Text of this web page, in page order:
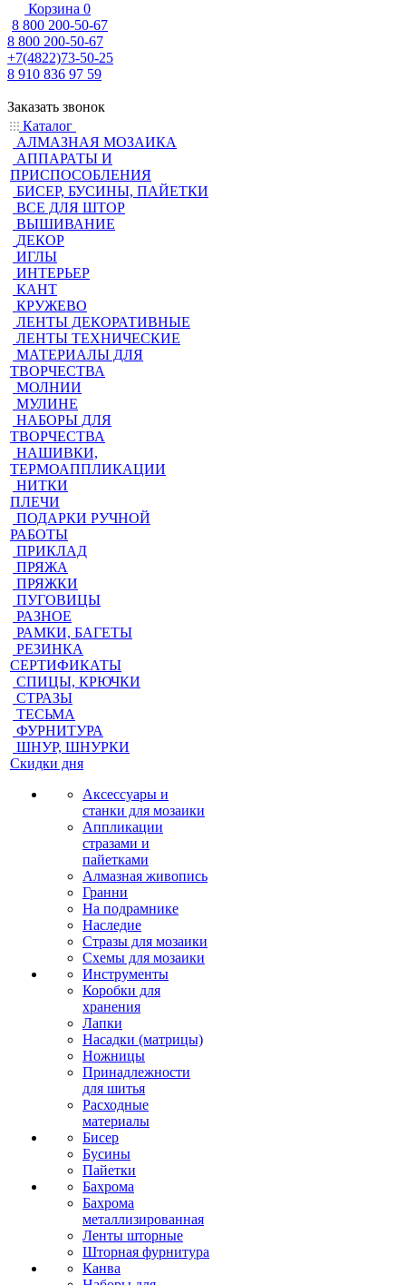
Корзина 0
8 800 200-50-67
8 800 200-50-67
+7(4822)73-50-25
8 910 836 97 59
Заказать звонок
Каталог
АЛМАЗНАЯ МОЗАИКА
АППАРАТЫ И
ПРИСПОСОБЛЕНИЯ
БИСЕР, БУСИНЫ, ПАЙЕТКИ
ВСЕ ДЛЯ ШТОР
ВЫШИВАНИЕ
ДЕКОР
ИГЛЫ
ИНТЕРЬЕР
КАНТ
КРУЖЕВО
ЛЕНТЫ ДЕКОРАТИВНЫЕ
ЛЕНТЫ ТЕХНИЧЕСКИЕ
МАТЕРИАЛЫ ДЛЯ
ТВОРЧЕСТВА
МОЛНИИ
МУЛИНЕ
НАБОРЫ ДЛЯ
ТВОРЧЕСТВА
НАШИВКИ,
ТЕРМОАППЛИКАЦИИ
НИТКИ
ПЛЕЧИ
ПОДАРКИ РУЧНОЙ
РАБОТЫ
ПРИКЛАД
ПРЯЖА
ПРЯЖКИ
ПУГОВИЦЫ
РАЗНОЕ
РАМКИ, БАГЕТЫ
РЕЗИНКА
СЕРТИФИКАТЫ
СПИЦЫ, КРЮЧКИ
СТРАЗЫ
ТЕСЬМА
ФУРНИТУРА
ШНУР, ШНУРКИ
Скидки дня
Аксессуары и
станки для мозаики
Аппликации
стразами и
пайетками
Алмазная живопись
Гранни
На подрамнике
Наследие
Стразы для мозаики
Схемы для мозаики
Инструменты
Коробки для
хранения
Лапки
Насадки (матрицы)
Ножницы
Принадлежности
для шитья
Расходные
материалы
Бисер
Бусины
Пайетки
Бахрома
Бахрома
металлизированная
Ленты шторные
Шторная фурнитура
Канва